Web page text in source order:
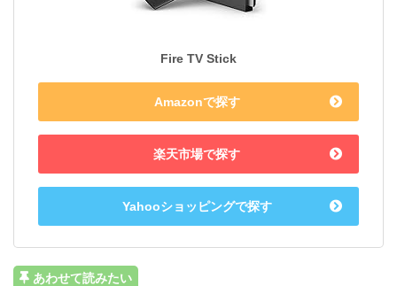
Fire TV Stick
Amazonで探す
楽天市場で探す
Yahooショッピングで探す
あわせて読みたい